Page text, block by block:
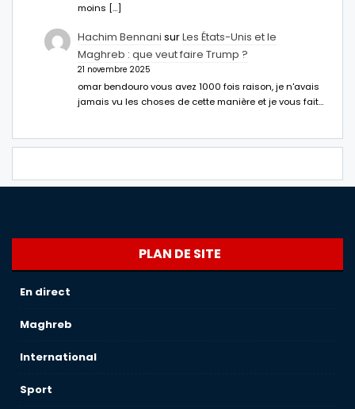
moins […]
Hachim Bennani surLes États-Unis et le
Maghreb : que veut faire Trump ?
21 novembre 2025
omar bendouro vous avez 1000 fois raison, je n'avais
jamais vu les choses de cette manière et je vous fait…
PLAN DE SITE
En direct
Maghreb
International
Sport